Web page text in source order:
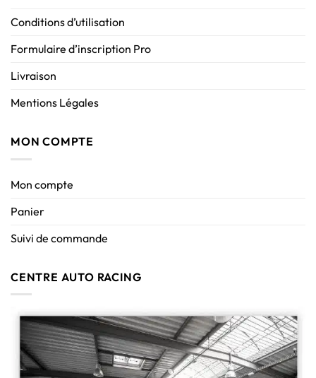
Conditions d’utilisation
Formulaire d’inscription Pro
Livraison
Mentions Légales
MON COMPTE
Mon compte
Panier
Suivi de commande
CENTRE AUTO RACING